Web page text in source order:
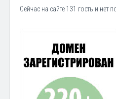
Сейчас на сайте 131 гость и нет